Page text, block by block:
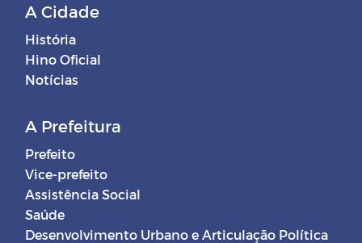
A Cidade
História
Hino Oficial
Notícias
A Prefeitura
Prefeito
Vice-prefeito
Assistência Social
Saúde
Desenvolvimento Urbano e Articulação Política